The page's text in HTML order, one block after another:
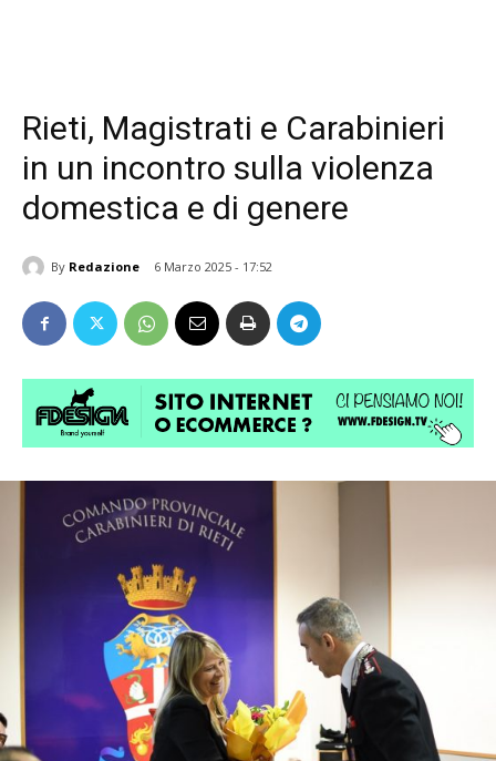
Rieti, Magistrati e Carabinieri
in un incontro sulla violenza
domestica e di genere
By Redazione 6 Marzo 2025 - 17:52